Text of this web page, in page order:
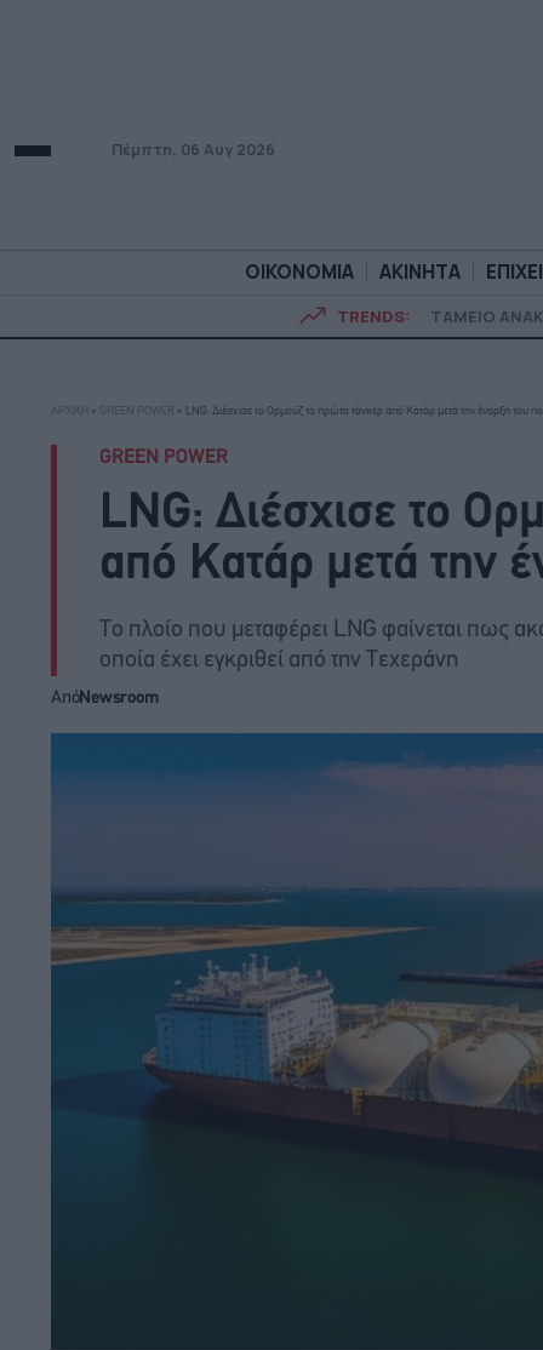
Πέμπτη, 06 Αυγ 2026
ΟΙΚΟΝΟΜΙΑ ΑΚΙΝΗΤΑ
TRENDS: ΤΑΜΕΙΟ
ΟΙΚΟΝΟΜΙΑ
ΑΡΧΙΚΗ » GREEN POWER » LNG: Διέσχισε το Ορμούζ το πρώτο τάνκερ από Κατάρ μετά την έναρξη του
GREEN POWER
LNG: Διέσχισε το
από Κατάρ μετά την
Το πλοίο που μεταφέρει LNG φαίνεται πως
οποία έχει εγκριθεί από την Τεχεράνη
ΑπόNewsroom